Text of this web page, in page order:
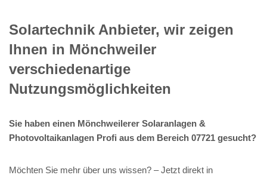
Solartechnik Anbieter, wir zeigen
Ihnen in Mönchweiler
verschiedenartige
Nutzungsmöglichkeiten
Sie haben einen Mönchweilerer Solaranlagen &
Photovoltaikanlagen Profi aus dem Bereich 07721 gesucht?
Möchten Sie mehr über uns wissen? – Jetzt direkt in